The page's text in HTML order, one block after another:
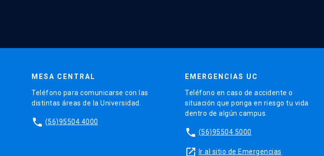
MESA CENTRAL
Teléfono para comunicarse con las
distintas áreas de la Universidad.
phone (56)95504 4000
EMERGENCIAS UC
Teléfono en caso de accidente o
situación que ponga en riesgo tu vida
dentro de algún campus.
phone (56)95504 5000
launch Ir al sitio de Emergencias